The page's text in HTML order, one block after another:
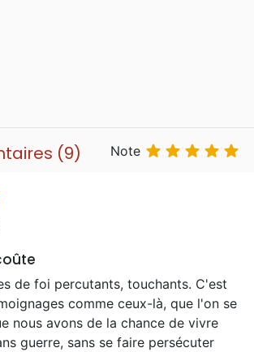
(9) Note     
de foi percutants, touchants. C'est
comme ceux-là, que l'on se
nous avons de la chance de vivre
guerre, sans se faire persécuter